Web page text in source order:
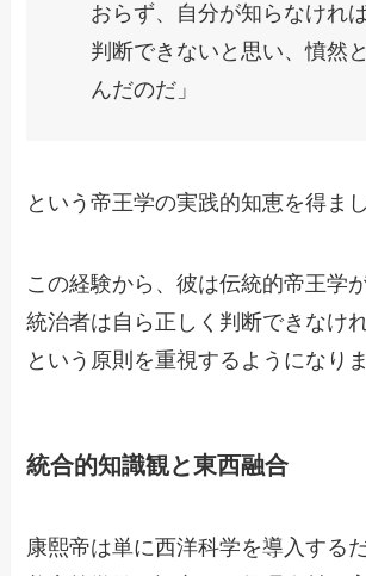
おらず、自分が知らなけれ
判断できないと思い、憤然
んだのだ」
という帝王学の実践的知恵を得まし
この経験から、彼は伝統的帝王学
統治者は自ら正しく判断できなけ
という原則を重視するようになりま
統合的知識観と東西融合
康熙帝は単に西洋科学を導入する